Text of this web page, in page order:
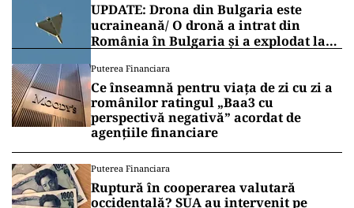
UPDATE: Drona din Bulgaria este
ucraineană/ O dronă a intrat din
România în Bulgaria şi a explodat la
Puterea Financiara
Ce înseamnă pentru viața de zi cu zi a
românilor ratingul „Baa3 cu
perspectivă negativă” acordat de
agențiile financiare
Puterea Financiara
Ruptură în cooperarea valutară
occidentală? SUA au intervenit pe